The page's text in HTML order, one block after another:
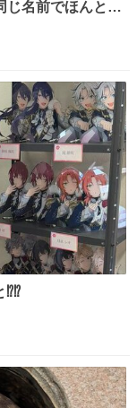
じ名前でほんとの
⁉️⁉️